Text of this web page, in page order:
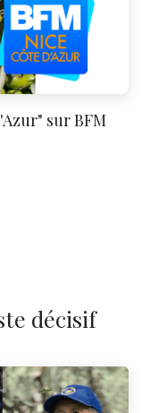
sur BFM
décisif